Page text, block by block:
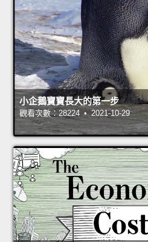
小企鵝寶寶長大的第一步
觀看次數：28224 • 2021-10-29